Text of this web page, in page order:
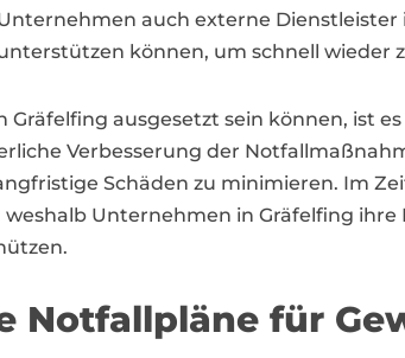
auch externe Dienstleister
können, um schnell wieder
ausgesetzt sein können, ist
Verbesserung der
Schäden zu minimieren. Im
Unternehmen in Gräfelfing
Notfallpläne für